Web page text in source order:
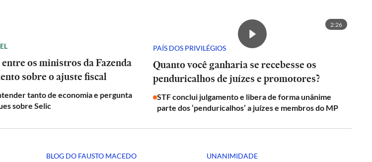
os ministros da Fazenda
sobre o ajuste fiscal
tanto de economia e pergunta
sobre Selic
2:26
PAÍS DOS PRIVILÉGIOS
Quanto você ganharia se recebesse os
penduricalhos de juízes e promotores?
STF conclui julgamento e libera de forma unânime
parte dos ‘penduricalhos’ a juízes e membros do MP
BLOG DO FAUSTO MACEDO UNANIMIDADE